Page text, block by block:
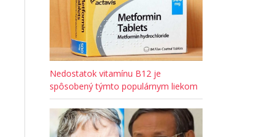
Nedostatok vitamínu B12 je
spôsobený týmto populárnym liekom